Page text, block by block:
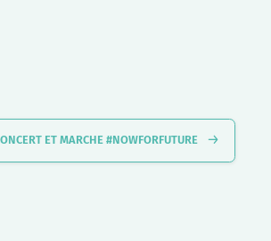
ET MARCHE #NOWFORFUTURE